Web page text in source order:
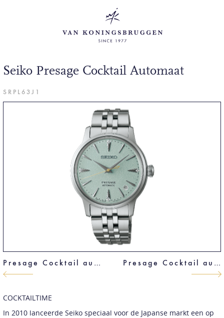
Seiko Presage Cocktail Automaat
SRPL63J1
Presage Cocktail automaat Presage Cocktail automaat dames
COCKTAILTIME
In 2010 lanceerde Seiko speciaal voor de Japanse markt een op